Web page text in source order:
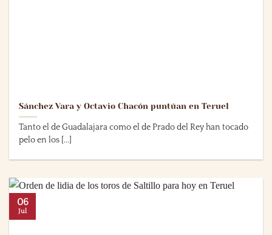
Sánchez Vara y Octavio Chacón puntúan en Teruel
Tanto el de Guadalajara como el de Prado del Rey han tocado
pelo en los [...]
06
Jul